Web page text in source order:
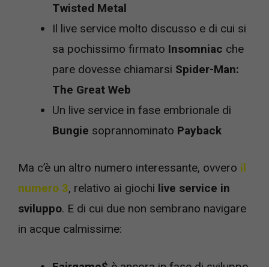
Twisted Metal
Il live service molto discusso e di cui si
sa pochissimo firmato Insomniac che
pare dovesse chiamarsi Spider-Man:
The Great Web
Un live service in fase embrionale di
Bungie soprannominato Payback
Ma c’è un altro numero interessante, ovvero il
numero 3, relativo ai giochi live service in
sviluppo. E di cui due non sembrano navigare
in acque calmissime: